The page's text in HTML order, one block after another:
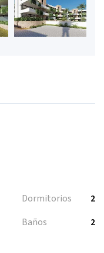
Dormitorios
2
Baños
2